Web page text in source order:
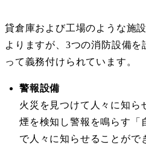
貸倉庫および工場のような施
よりますが、3つの消防設備を
って義務付けられています。
警報設備
火災を見つけて人々に知ら
煙を検知し警報を鳴らす「
で人々に知らせることがで